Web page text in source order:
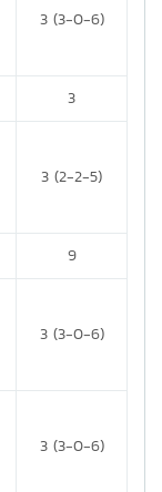
3 (3-0-6)
3
3 (2-2-5)
9
3 (3-0-6)
3 (3-0-6)